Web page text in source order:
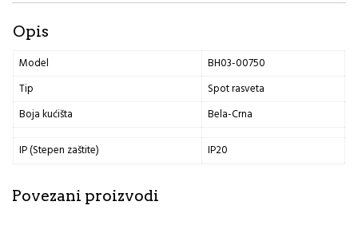
Opis
Model
BH03-00750
Tip
Spot rasveta
Boja kućišta
Bela-Crna
IP (Stepen zaštite) IP20
Povezani proizvodi